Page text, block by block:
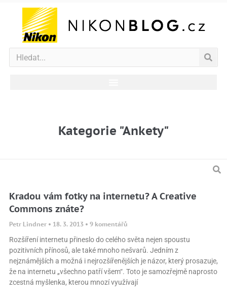
Kategorie "Ankety"
Kradou vám fotky na internetu? A Creative
Commons znáte?
Petr Lindner 18. 3. 2013 9 komentářů
Rozšíření internetu přineslo do celého světa nejen spoustu
pozitivních přínosů, ale také mnoho nešvarů. Jedním z
nejznámějších a možná i nejrozšířenějších je názor, který prosazuje,
že na internetu „všechno patří všem“. Toto je samozřejmě naprosto
zcestná myšlenka, kterou mnozí využívají